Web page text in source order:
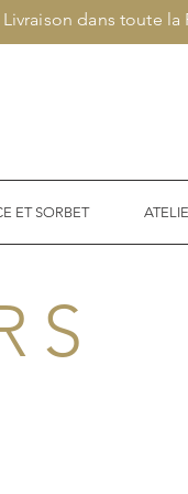
Livraison dans toute la
ET SORBET